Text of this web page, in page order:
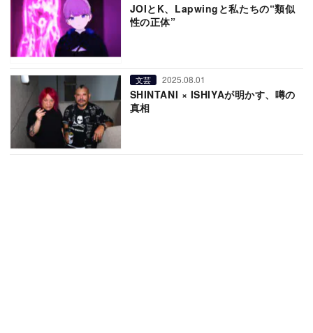
JOIとK、Lapwingと私たちの“類似
性の正体”
文芸 2025.08.01
SHINTANI × ISHIYAが明かす、噂の
真相